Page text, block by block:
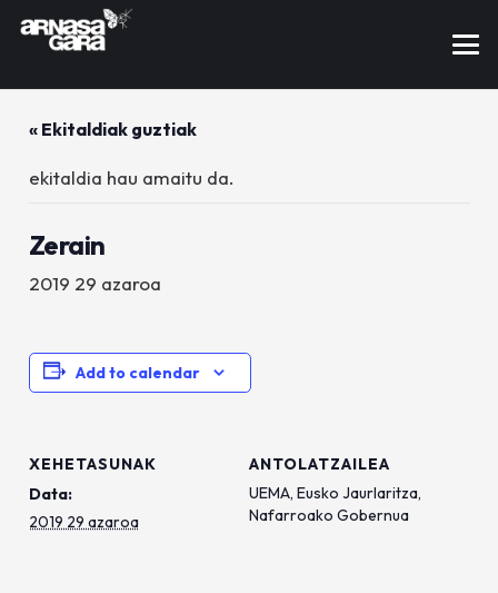
« Ekitaldiak guztiak
ekitaldia hau amaitu da.
Zerain
2019 29 azaroa
Add to calendar
XEHETASUNAK
Data:
2019 29 azaroa
ANTOLATZAILEA
UEMA, Eusko Jaurlaritza,
Nafarroako Gobernua